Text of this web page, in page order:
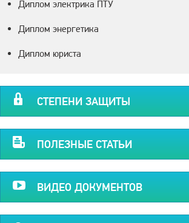
Диплом электрика ПТУ
Диплом энергетика
Диплом юриста
СТЕПЕНИ ЗАЩИТЫ
ПОЛЕЗНЫЕ СТАТЬИ
ВИДЕО ДОКУМЕНТОВ